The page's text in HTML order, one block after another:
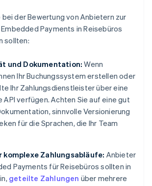
bei der Bewertung von Anbietern zur
Payments in Reisebüros
sollten:
und Dokumentation: Wenn
Ihr Buchungssystem erstellen oder
Ihr Zahlungsdienstleister über eine
API verfügen. Achten Sie auf eine gut
sinnvolle Versionierung
für die Sprachen, die Ihr Team
komplexe Zahlungsabläufe: Anbieter
Payments für Reisebüros sollten in
geteilte Zahlungen über mehrere